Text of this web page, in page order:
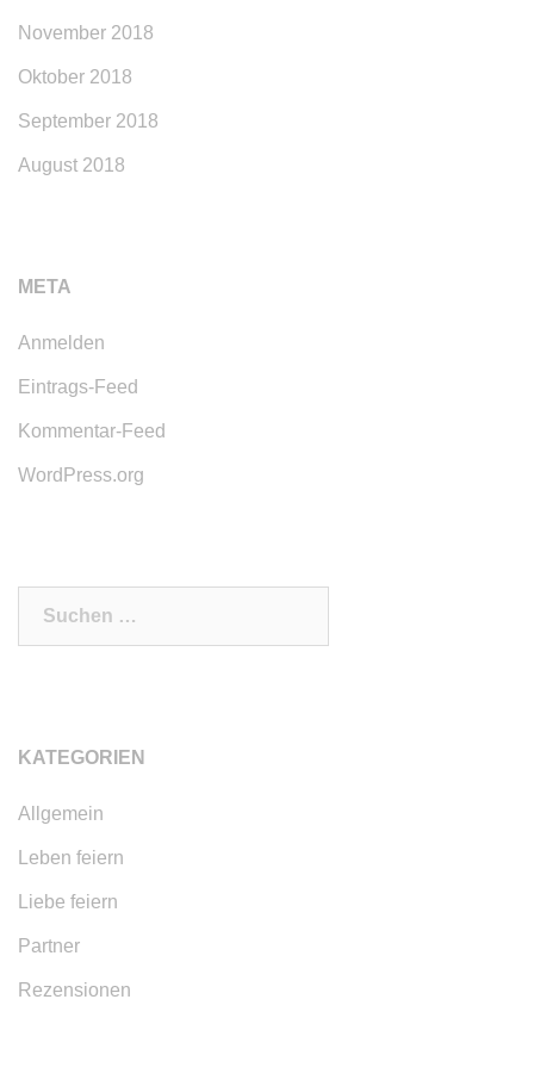
November 2018
Oktober 2018
September 2018
August 2018
META
Anmelden
Eintrags-Feed
Kommentar-Feed
WordPress.org
KATEGORIEN
Allgemein
Leben feiern
Liebe feiern
Partner
Rezensionen